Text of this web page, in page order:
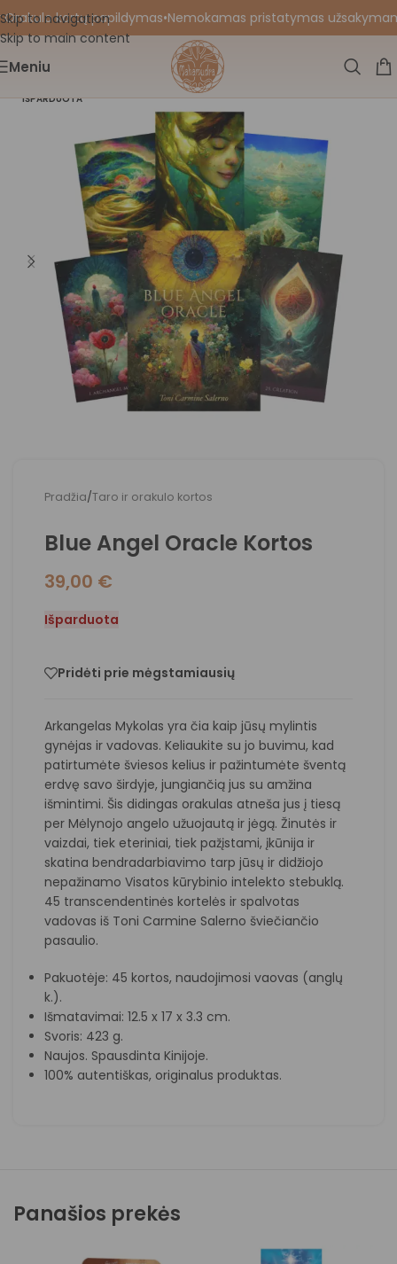
Skip to navigation
Skip to main content
kortų papildymas•Nemokamas pristatymas
Meniu
IŠPARDUOTA
Pradžia/Taro ir orakulo kortos
Blue Angel Oracle Kortos
39,00 €
Išparduota
Pridėti prie mėgstamiausių
Arkangelas Mykolas yra čia kaip jūsų mylintis
gynėjas ir vadovas. Keliaukite su jo buvimu, kad
patirtumėte šviesos kelius ir pažintumėte šventą
erdvę savo širdyje, jungiančią jus su amžina
išmintimi. Šis didingas orakulas atneša jus į tiesą
per Mėlynojo angelo užuojautą ir jėgą. Žinutės ir
vaizdai, tiek eteriniai, tiek pažįstami, įkūnija ir
skatina bendradarbiavimo tarp jūsų ir didžiojo
nepažinamo Visatos kūrybinio intelekto stebuklą.
45 transcendentinės kortelės ir spalvotas
vadovas iš Toni Carmine Salerno šviečiančio
pasaulio.
Pakuotėje: 45 kortos, naudojimosi vaovas (anglų
k.).
Išmatavimai: 12.5 x 17 x 3.3 cm.
Svoris: 423 g.
Naujos. Spausdinta Kinijoje.
100% autentiškas, originalus produktas.
Panašios prekės